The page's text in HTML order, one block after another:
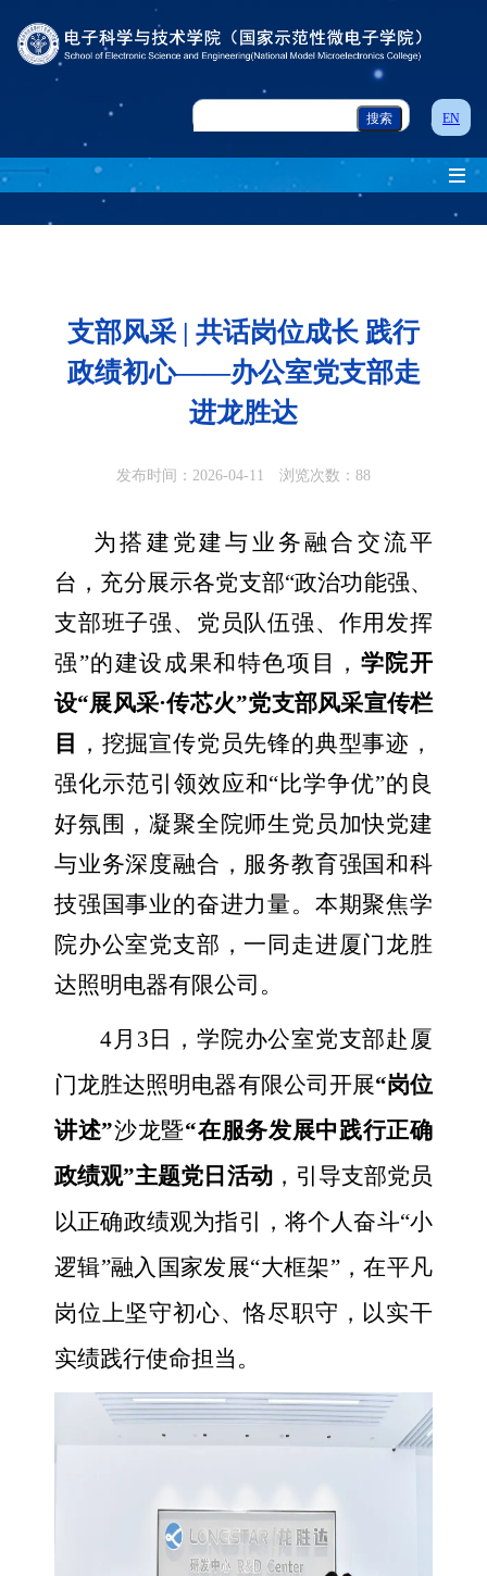
EN
支部风采 | 共话岗位成长 践行
政绩初心——办公室党支部走
进龙胜达
发布时间：2026-04-11 浏览次数： 88
为搭建党建与业务融合交流平
台，充分展示各党支部“政治功能强、
支部班子强、党员队伍强、作用发挥
强”的建设成果和特色项目， 学院开
设“展风采·传芯火”党支部风采宣传栏
目
，挖掘宣传党员先锋的典型事迹，
强化示范引领效应和“比学争优”的良
好氛围，凝聚全院师生党员加快党建
与业务深度融合，服务教育强国和科
技强国事业的奋进力量。本期聚焦学
院办公室党支部，一同走进厦门龙胜
达照明电器有限公司。
4月3日，学院办公室党支部赴厦
门龙胜达照明电器有限公司开展“岗位
讲述”沙龙暨“在服务发展中践行正确
政绩观”主题党日活动，引导支部党员
以正确政绩观为指引，将个人奋斗“小
逻辑”融入国家发展“大框架”，在平凡
岗位上坚守初心、恪尽职守，以实干
实绩践行使命担当。